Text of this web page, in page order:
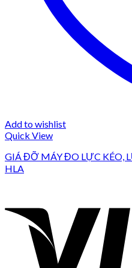
Add to wishlist
Quick View
GIÁ ĐỠ MÁY ĐO LỰC KÉO,
HLA